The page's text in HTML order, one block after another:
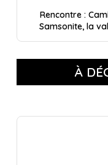
Rencontre :
Samsonite, la
À